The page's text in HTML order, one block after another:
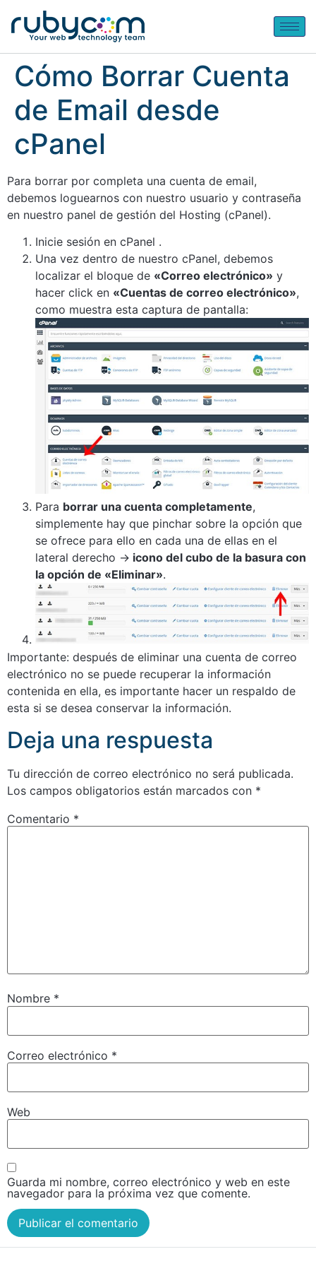
Cómo Borrar Cuenta
de Email desde
cPanel
Para borrar por completa una cuenta de email,
debemos loguearnos con nuestro usuario y contraseña
en nuestro panel de gestión del Hosting (cPanel).
Inicie sesión en cPanel .
Una vez dentro de nuestro cPanel, debemos
localizar el bloque de «Correo electrónico» y
hacer click en «Cuentas de correo electrónico»,
como muestra esta captura de pantalla:
Para borrar una cuenta completamente,
simplemente hay que pinchar sobre la opción que
se ofrece para ello en cada una de ellas en el
lateral derecho -> icono del cubo de la basura con
la opción de «Eliminar».
Importante: después de eliminar una cuenta de correo
electrónico no se puede recuperar la información
contenida en ella, es importante hacer un respaldo de
esta si se desea conservar la información.
Deja una respuesta
Tu dirección de correo electrónico no será publicada.
Los campos obligatorios están marcados con *
Comentario *
Nombre *
Correo electrónico *
Web
Guarda mi nombre, correo electrónico y web en este
navegador para la próxima vez que comente.